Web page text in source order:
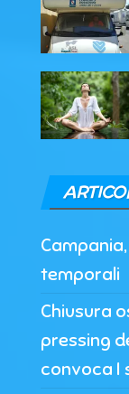
temporali
Chiusura
pressing
convoca I